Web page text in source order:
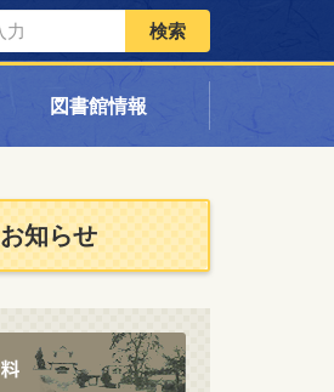
検索
図書館情報
お知らせ